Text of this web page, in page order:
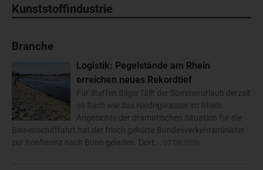
Kunststoffindustrie
Branche
Logistik: Pegelstände am Rhein
erreichen neues Rekordtief
Für Steffen Bilger fällt der Sommerurlaub derzeit
so flach wie das Niedrigwasser im Rhein.
Angesichts der dramatischen Situation für die
Binnenschifffahrt hat der frisch gekürte Bundesverkehrsminister
zur Konferenz nach Bonn geladen. Dort...